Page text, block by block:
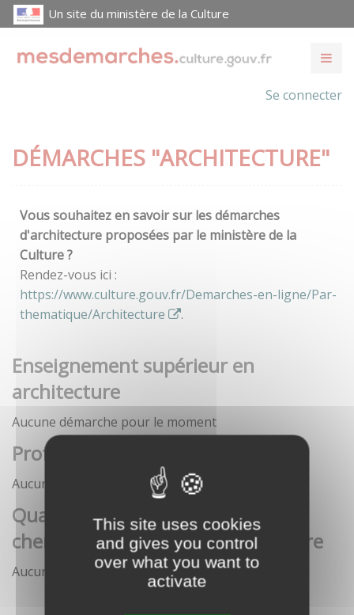
This site uses cookies
and gives you control
over what you want to
activate
Un site du ministère de la Culture
Se connecter
DÉMARCHES "ARCHITECTURE"
Vous souhaitez en savoir sur les démarches
d'architecture proposées par le ministère de la
Culture ?
Rendez-vous ici :
https://www.culture.gouv.fr/Demarches-en-ligne/Par-
thematique/Architecture
.
Enseignement supérieur en
architecture
Aucune démarche pour le moment
Profession architecte
Aucune démarche pour le moment
Qualification des enseignants-
chercheurs en écoles d'architecture
Aucune démarche pour le moment